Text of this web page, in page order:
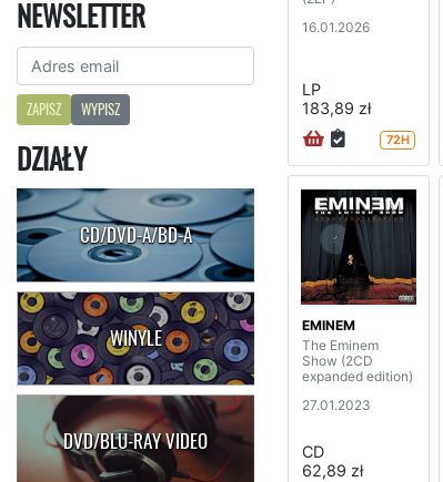
NEWSLETTER
ZAPISZ WYPISZ
DZIAŁY
CD/DVD-A/BD-A
WINYLE
DVD/BLU-RAY VIDEO
16.01.2026
LP
183,89 zł
72H
EMINEM
The Eminem
Show (2CD
expanded edition)
27.01.2023
CD
62,89 zł